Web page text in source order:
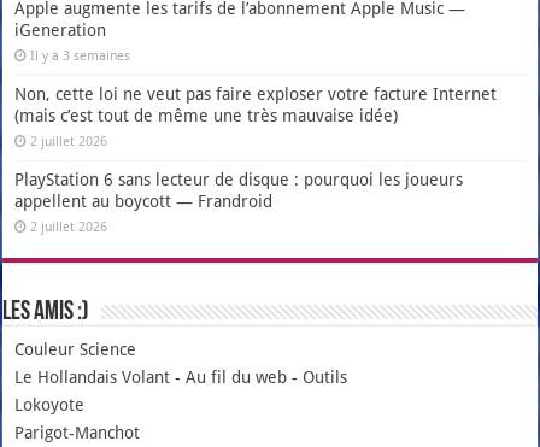
Apple augmente les tarifs de l’abonnement Apple Music —
iGeneration
Il y a 3 semaines
Non, cette loi ne veut pas faire exploser votre facture Internet
(mais c’est tout de même une très mauvaise idée)
2 juillet 2026
PlayStation 6 sans lecteur de disque : pourquoi les joueurs
appellent au boycott — Frandroid
2 juillet 2026
Les amis :)
Couleur Science
Le Hollandais Volant -Au fil du web - Outils
Lokoyote
Parigot-Manchot